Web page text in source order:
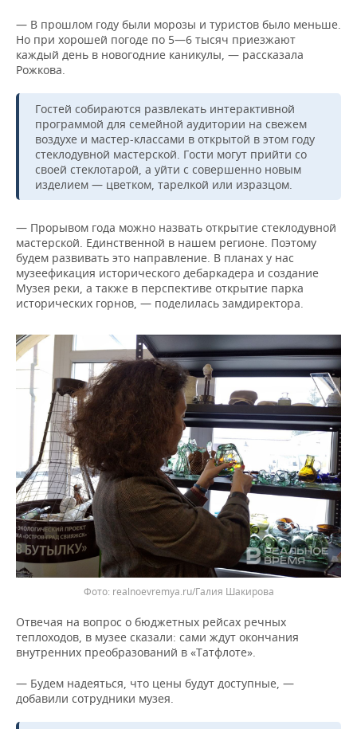
— В прошлом году были морозы и туристов было меньше.
Но при хорошей погоде по 5—6 тысяч приезжают
каждый день в новогодние каникулы, — рассказала
Рожкова.
Гостей собираются развлекать интерактивной
программой для семейной аудитории на свежем
воздухе и мастер-классами в открытой в этом году
стеклодувной мастерской. Гости могут прийти со
своей стеклотарой, а уйти с совершенно новым
изделием — цветком, тарелкой или изразцом.
— Прорывом года можно назвать открытие стеклодувной
мастерской. Единственной в нашем регионе. Поэтому
будем развивать это направление. В планах у нас
музеефикация исторического дебаркадера и создание
Музея реки, а также в перспективе открытие парка
исторических горнов, — поделилась замдиректора.
realnoevremya.ru/Галия Шакирова
Отвечая на вопрос о бюджетных рейсах речных
теплоходов, в музее сказали: сами ждут окончания
внутренних преобразований в «Татфлоте».
— Будем надеяться, что цены будут доступные, —
добавили сотрудники музея.